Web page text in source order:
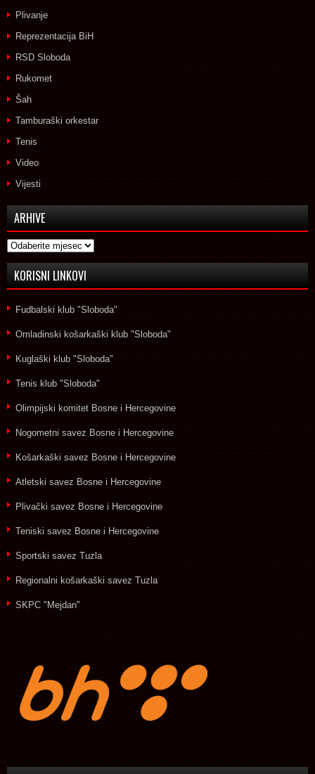
Plivanje
Reprezentacija BiH
RSD Sloboda
Rukomet
Šah
Tamburaški orkestar
Tenis
Video
Vijesti
ARHIVE
Arhive
KORISNI LINKOVI
Fudbalski klub "Sloboda"
Omladinski košarkaški klub "Sloboda"
Kuglaški klub "Sloboda"
Tenis klub "Sloboda"
Olimpijski komitet Bosne i Hercegovine
Nogometni savez Bosne i Hercegovine
Košarkaški savez Bosne i Hercegovine
Atletski savez Bosne i Hercegovine
Plivački savez Bosne i Hercegovine
Teniski savez Bosne i Hercegovine
Sportski savez Tuzla
Regionalni košarkaški savez Tuzla
SKPC "Mejdan"